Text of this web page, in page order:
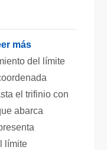
más
del límite
el trifinio con
abarca
límite